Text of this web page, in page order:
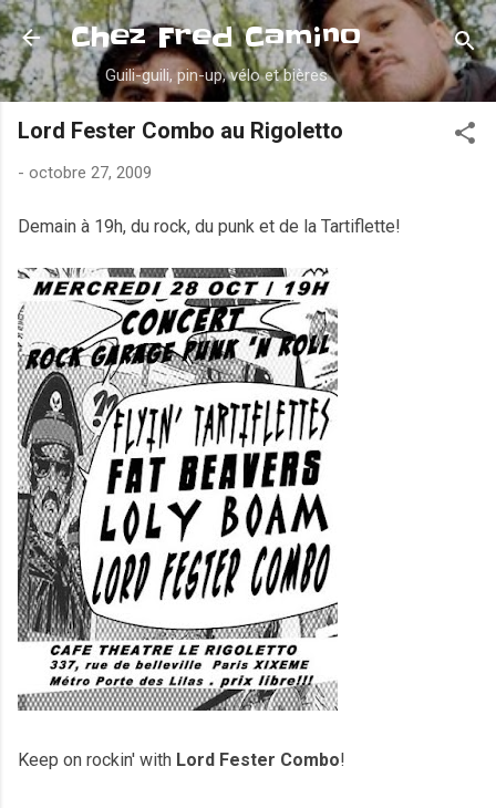
Accéder au contenu principal
Chez Fred Camino
Guili-guili, pin-up, vélo et bières
Lord Fester Combo au Rigoletto
- octobre 27, 2009
Demain à 19h, du rock, du punk et de la Tartiflette!
Keep on rockin' with Lord Fester Combo!